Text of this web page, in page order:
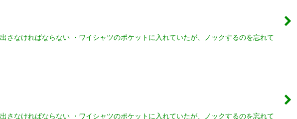
なければならない ・ワイシャツのポケットに入れていたが、ノックするのを忘れて
なければならない ・ワイシャツのポケットに入れていたが、ノックするのを忘れて